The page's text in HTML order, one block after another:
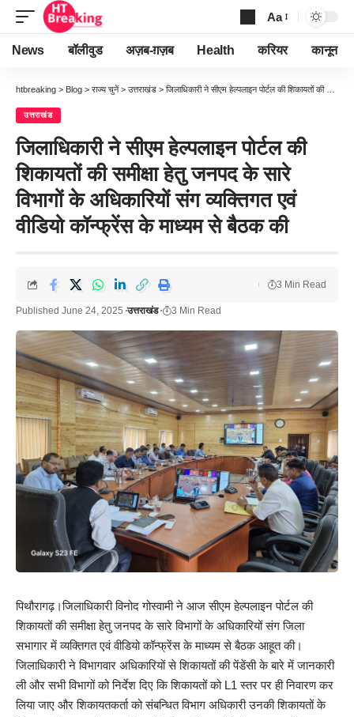
Font
Resizer
Aa
News बॉलीवुड अज़ब-ग़ज़ब Health करियर कानून
htbreaking > Blog > राज्य चुनें > उत्तराखंड > जिलाधिकारी ने सीएम हेल्पलाइन पोर्टल की शिकायतों की समीक्षा हेतु जनपद के सारे विभागों के अधिकारियों संग व्यक्तिगत एवं वीडियो कॉन्फ्रेंस के माध्यम से बैठक की
उत्तराखंड
जिलाधिकारी ने सीएम हेल्पलाइन पोर्टल की
शिकायतों की समीक्षा हेतु जनपद के सारे
विभागों के अधिकारियों संग व्यक्तिगत एवं
वीडियो कॉन्फ्रेंस के माध्यम से बैठक की
Published June 24, 2025 उत्तराखंड 3 Min Read
3 Min Read
पिथौरागढ़।जिलाधिकारी विनोद गोस्वामी ने आज सीएम हेल्पलाइन पोर्टल की
शिकायतों की समीक्षा हेतु जनपद के सारे विभागों के अधिकारियों संग जिला
सभागार में व्यक्तिगत एवं वीडियो कॉन्फ्रेंस के माध्यम से बैठक आहूत की।
जिलाधिकारी ने विभागवार अधिकारियों से शिकायतों की पेंडेंसी के बारे में जानकारी
ली और सभी विभागों को निर्देश दिए कि शिकायतों को L1 स्तर पर ही निवारण कर
लिया जाए और शिकायतकर्ता को संबन्धित विभाग अधिकारी उनकी शिकायतों के